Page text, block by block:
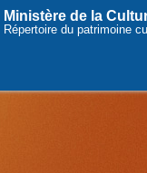
Ministère de la
Répertoire du patrimoine